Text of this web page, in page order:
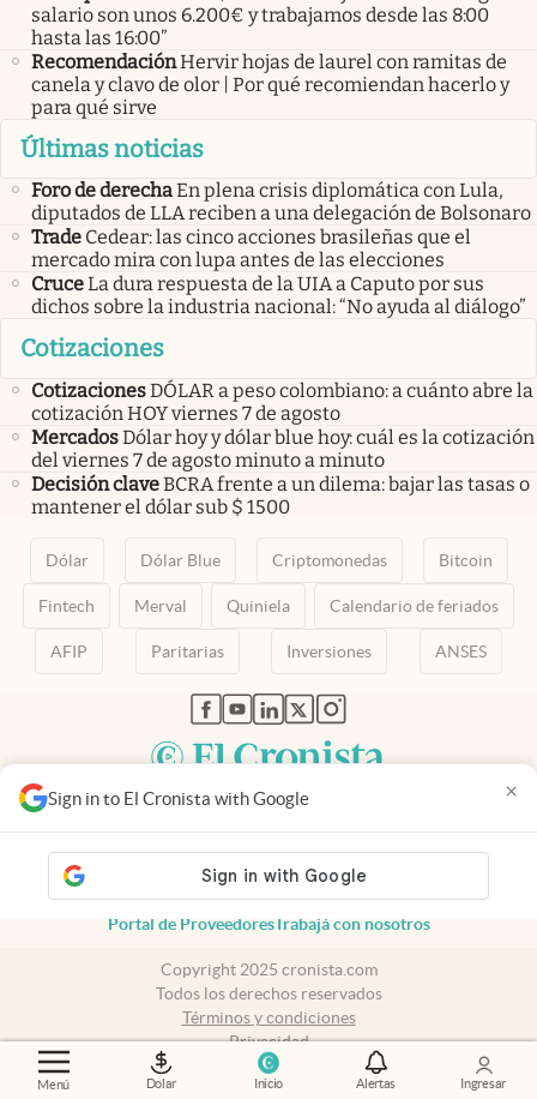
Menú Dolar Inicio Alertas Ingresar
Sign in to El Cronista with Google ×
salario son unos 6.200€ y trabajamos desde las 8:00
hasta las 16:00”
RecomendaciónHervir hojas de laurel con ramitas de
canela y clavo de olor | Por qué recomiendan hacerlo y
para qué sirve
Últimas noticias
Foro de derechaEn plena crisis diplomática con Lula,
diputados de LLA reciben a una delegación de Bolsonaro
Trade Cedear: las cinco acciones brasileñas que el
mercado mira con lupa antes de las elecciones
CruceLa dura respuesta de la UIA a Caputo por sus
dichos sobre la industria nacional: “No ayuda al diálogo”
Cotizaciones
CotizacionesDÓLAR a peso colombiano: a cuánto abre la
cotización HOY viernes 7 de agosto
MercadosDólar hoy y dólar blue hoy: cuál es la cotización
del viernes 7 de agosto minuto a minuto
Decisión claveBCRA frente a un dilema: bajar las tasas o
mantener el dólar sub $ 1500
Dólar Dólar Blue Criptomonedas Bitcoin
Fintech Merval Quiniela Calendario de feriados
AFIP Paritarias Inversiones ANSES
abre en nueva pestaña
abre en nueva pestaña
abre en nueva pestaña
abre en nueva pestaña
abre en nueva pestaña
Contacto Canales de WhatsAppSuscribiteQuiénes Somos
Portal de ProveedoresTrabajá con nosotros
Copyright 2025 cronista.com
Todos los derechos reservados
Términos y condiciones
Privacidad
Consentimiento
+54 11 7078-3270